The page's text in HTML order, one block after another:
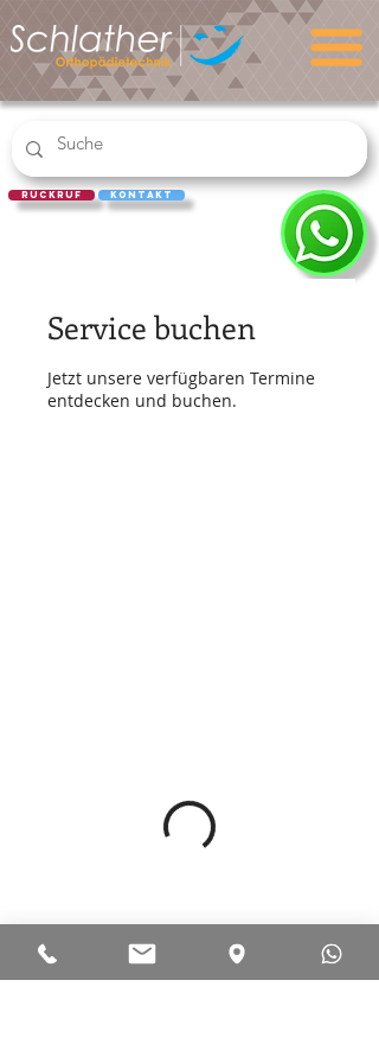
Rückruf Kontakt
Service buchen
Jetzt unsere verfügbaren Termine
entdecken und buchen.